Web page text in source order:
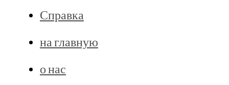
Справка
на главную
о нас